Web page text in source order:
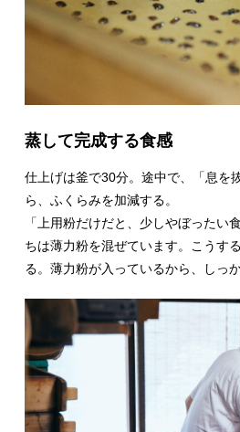
蒸して完成する食感
仕上げは釜で30分。途中で、「息を
ら、ふくらみを加減する。
「上用粉だけだと、少しやぼったい
ちは薄力粉を混ぜています。こうす
る。薄力粉が入っているから、しっ